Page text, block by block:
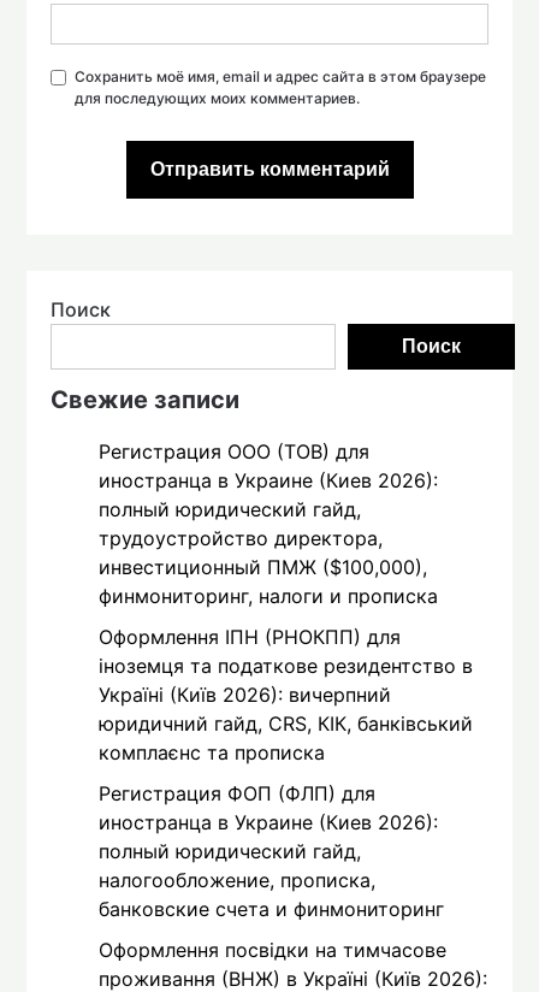
Сохранить моё имя, email и адрес сайта в этом браузере
для последующих моих комментариев.
Поиск
Поиск
Свежие записи
Регистрация ООО (ТОВ) для
иностранца в Украине (Киев 2026):
полный юридический гайд,
трудоустройство директора,
инвестиционный ПМЖ ($100,000),
финмониторинг, налоги и прописка
Оформлення ІПН (РНОКПП) для
іноземця та податкове резидентство в
Україні (Київ 2026): вичерпний
юридичний гайд, CRS, КІК, банківський
комплаєнс та прописка
Регистрация ФОП (ФЛП) для
иностранца в Украине (Киев 2026):
полный юридический гайд,
налогообложение, прописка,
банковские счета и финмониторинг
Оформлення посвідки на тимчасове
проживання (ВНЖ) в Україні (Київ 2026):